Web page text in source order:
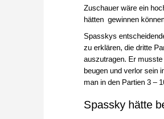
Zuschauer wäre ein
hätten gewinnen
Spasskys
zu erklären, die dritte
auszutragen. Er
beugen und verlor sein
man in den Partien 3 –
Spassky hätte